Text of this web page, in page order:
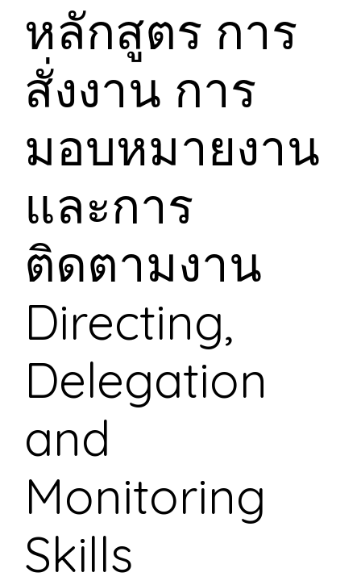
หลักสูตร การ
สั่งงาน การ
มอบหมายงาน
และการ
ติดตามงาน
Directing,
Delegation
and
Monitoring
Skills